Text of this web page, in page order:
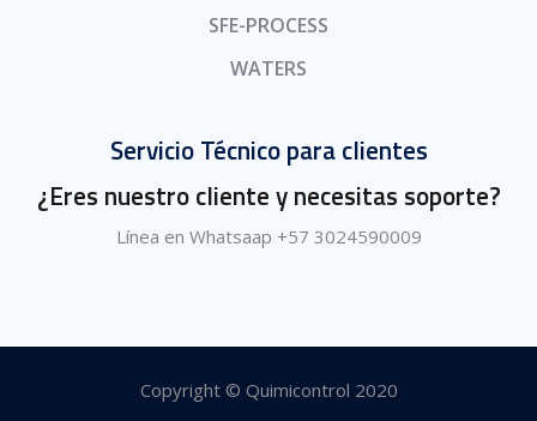
SFE-PROCESS
WATERS
Servicio Técnico para clientes
¿Eres nuestro cliente y necesitas soporte?
Línea en Whatsaap +57 3024590009
Copyright © Quimicontrol 2020